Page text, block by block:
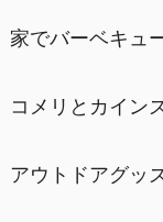
家でバーベキュ
コメリとカイン
アウトドアグッ